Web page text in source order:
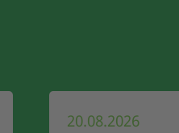
20.08.2026